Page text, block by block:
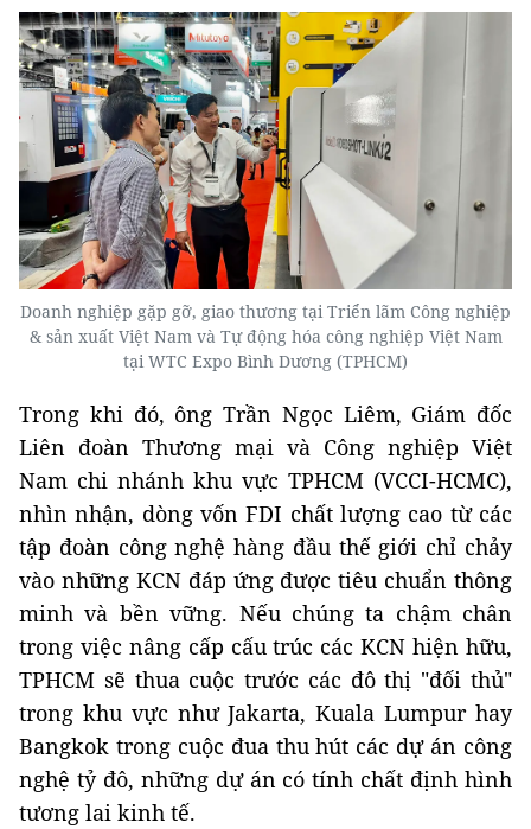
Doanh nghiệp gặp gỡ, giao thương tại Triển lãm Công nghiệp
& sản xuất Việt Nam và Tự động hóa công nghiệp Việt Nam
tại WTC Expo Bình Dương (TPHCM)
Trong khi đó, ông Trần Ngọc Liêm, Giám đốc
Liên đoàn Thương mại và Công nghiệp Việt
Nam chi nhánh khu vực TPHCM (VCCI-HCMC),
nhìn nhận, dòng vốn FDI chất lượng cao từ các
tập đoàn công nghệ hàng đầu thế giới chỉ chảy
vào những KCN đáp ứng được tiêu chuẩn thông
minh và bền vững. Nếu chúng ta chậm chân
trong việc nâng cấp cấu trúc các KCN hiện hữu,
TPHCM sẽ thua cuộc trước các đô thị "đối thủ"
trong khu vực như Jakarta, Kuala Lumpur hay
Bangkok trong cuộc đua thu hút các dự án công
nghệ tỷ đô, những dự án có tính chất định hình
tương lai kinh tế.